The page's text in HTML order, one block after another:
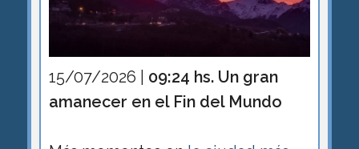
15/07/2026 | 09:24 hs. Un gran
amanecer en el Fin del Mundo